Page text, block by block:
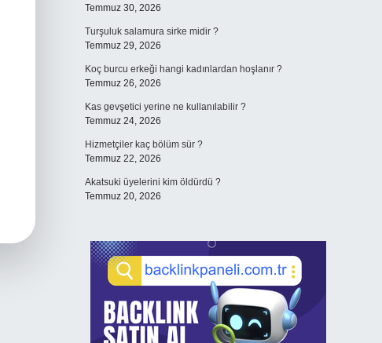
Temmuz 30, 2026
Turşuluk salamura sirke midir ?
Temmuz 29, 2026
Koç burcu erkeği hangi kadınlardan hoşlanır ?
Temmuz 26, 2026
Kas gevşetici yerine ne kullanılabilir ?
Temmuz 24, 2026
Hizmetçiler kaç bölüm sür ?
Temmuz 22, 2026
Akatsuki üyelerini kim öldürdü ?
Temmuz 20, 2026